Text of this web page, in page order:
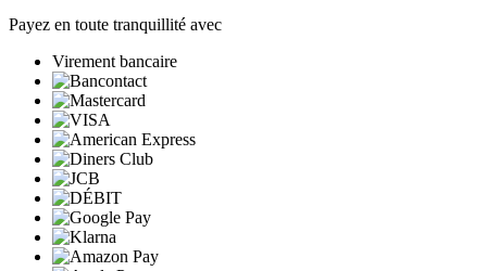
Payez en toute tranquillité avec
Virement bancaire